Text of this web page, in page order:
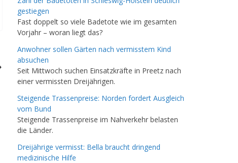
gestiegen
Fast doppelt so viele Badetote wie im gesamten
Vorjahr – woran liegt das?
Anwohner sollen Gärten nach vermisstem Kind
absuchen
Seit Mittwoch suchen Einsatzkräfte in Preetz nach
einer vermissten Dreijährigen.
Steigende Trassenpreise: Norden fordert Ausgleich
vom Bund
Steigende Trassenpreise im Nahverkehr belasten
die Länder.
Dreijährige vermisst: Bella braucht dringend
medizinische Hilfe